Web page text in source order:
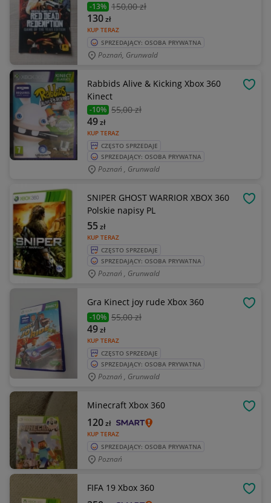
-13% 150,00 zł
KUP TERAZ
130zł
SPRZEDAJĄCY: OSOBA PRYWATNA
Poznań, Grunwald
Rabbids Alive & Kicking Xbox 360
Kinect
-10% 55,00 zł
KUP TERAZ
49zł
CZĘSTO SPRZEDAJE
SPRZEDAJĄCY: OSOBA PRYWATNA
Poznań , Grunwald
SNIPER GHOST WARRIOR XBOX 360
Polskie napisy PL
KUP TERAZ
55zł
CZĘSTO SPRZEDAJE
SPRZEDAJĄCY: OSOBA PRYWATNA
Poznań , Grunwald
Gra Kinect joy rude Xbox 360
-10% 55,00 zł
KUP TERAZ
49zł
CZĘSTO SPRZEDAJE
SPRZEDAJĄCY: OSOBA PRYWATNA
Poznań , Grunwald
Minecraft Xbox 360
KUP TERAZ
120zł
SPRZEDAJĄCY: OSOBA PRYWATNA
Poznań
FIFA 19 Xbox 360